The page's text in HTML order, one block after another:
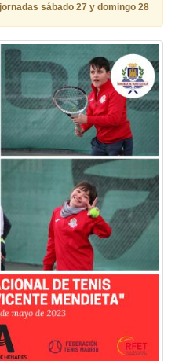
sábado 27 y domingo 28